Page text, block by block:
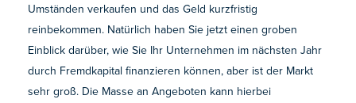
Umständen verkaufen und das Geld kurzfristig
reinbekommen. Natürlich haben Sie jetzt einen groben
Einblick darüber, wie Sie Ihr Unternehmen im nächsten Jahr
durch Fremdkapital finanzieren können, aber ist der Markt
sehr groß. Die Masse an Angeboten kann hierbei